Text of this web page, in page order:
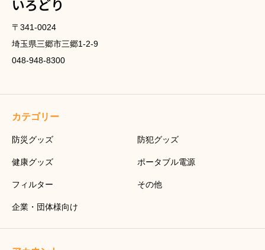
いろどり
〒341-0024
埼玉県三郷市三郷1-2-9
048-948-8300
カテゴリー
防災グッズ 防犯グッズ
健康グッズ ポータブル電源
フィルター その他
企業・団体様向け